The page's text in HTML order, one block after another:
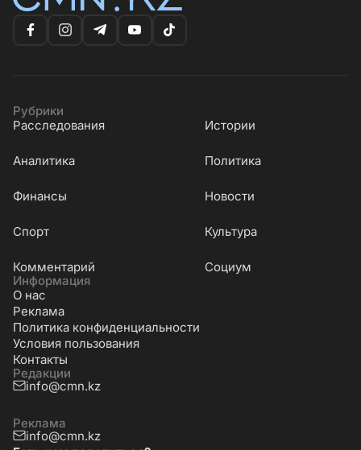
Рубрики
Расследования
Истории
Аналитика Политика
Финансы Новости
Cпорт Культура
Комментарий
Социум
Информация
О нас
Реклама
Политика конфиденциальности
Условия пользования
Контакты
Редакции
info@cmn.kz
Реклама
info@cmn.kz